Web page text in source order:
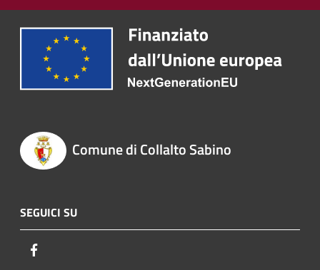
Comune di Collalto Sabino
SEGUICI SU